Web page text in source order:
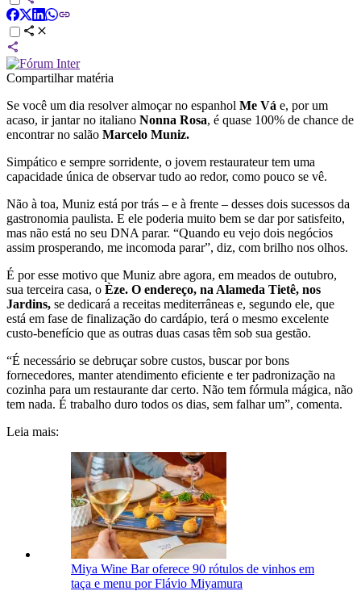
Compartilhar matéria
Se você um dia resolver almoçar no espanhol Me Vá e, por um
acaso, ir jantar no italiano Nonna Rosa, é quase 100% de chance de
encontrar no salão Marcelo Muniz.
Simpático e sempre sorridente, o jovem restaurateur tem uma
capacidade única de observar tudo ao redor, como pouco se vê.
Não à toa, Muniz está por trás – e à frente – desses dois sucessos da
gastronomia paulista. E ele poderia muito bem se dar por satisfeito,
mas não está no seu DNA parar. “Quando eu vejo dois negócios
assim prosperando, me incomoda parar”, diz, com brilho nos olhos.
É por esse motivo que Muniz abre agora, em meados de outubro,
sua terceira casa, o Èze. O endereço, na Alameda Tietê, nos
Jardins, se dedicará a receitas mediterrâneas e, segundo ele, que
está em fase de finalização do cardápio, terá o mesmo excelente
custo-benefício que as outras duas casas têm sob sua gestão.
“É necessário se debruçar sobre custos, buscar por bons
fornecedores, manter atendimento eficiente e ter padronização na
cozinha para um restaurante dar certo. Não tem fórmula mágica, não
tem nada. É trabalho duro todos os dias, sem falhar um”, comenta.
Leia mais:
Miya Wine Bar oferece 90 rótulos de vinhos em
taça e menu por Flávio Miyamura